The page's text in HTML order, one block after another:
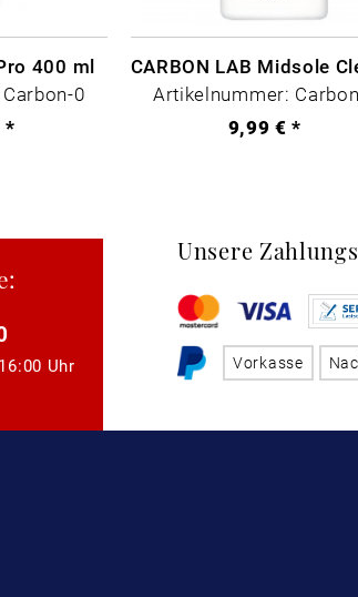
400 ml
0
*
Artikelnummer:
9,99 € *
Uhr
Unsere
Vorkasse